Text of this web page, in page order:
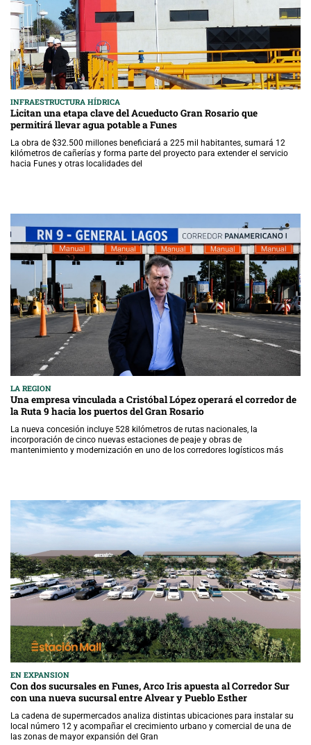
INFRAESTRUCTURA HÍDRICA
Licitan una etapa clave del Acueducto Gran Rosario que
permitirá llevar agua potable a Funes
La obra de $32.500 millones beneficiará a 225 mil habitantes, sumará 12
kilómetros de cañerías y forma parte del proyecto para extender el servicio
hacia Funes y otras localidades del
LA REGION
Una empresa vinculada a Cristóbal López operará el corredor de
la Ruta 9 hacia los puertos del Gran Rosario
La nueva concesión incluye 528 kilómetros de rutas nacionales, la
incorporación de cinco nuevas estaciones de peaje y obras de
mantenimiento y modernización en uno de los corredores logísticos más
EN EXPANSION
Con dos sucursales en Funes, Arco Iris apuesta al Corredor Sur
con una nueva sucursal entre Alvear y Pueblo Esther
La cadena de supermercados analiza distintas ubicaciones para instalar su
local número 12 y acompañar el crecimiento urbano y comercial de una de
las zonas de mayor expansión del Gran